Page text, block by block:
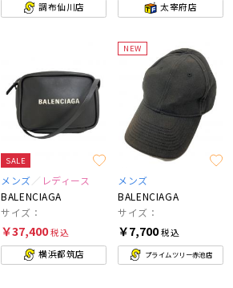
調布仙川店
太宰府店
SALE
メンズ
レディース
BALENCIAGA
サイズ：
￥37,400税込
横浜都筑店
NEW
メンズ
BALENCIAGA
サイズ：
￥7,700税込
プライムツリー赤池店